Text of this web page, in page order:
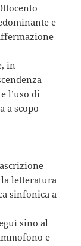
e
in
l’uso di
a scopo
letteratura
sinfonica a
sino al
e